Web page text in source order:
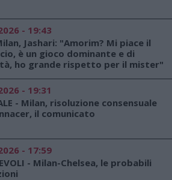
- 19:43
Jashari: "Amorim? Mi piace il
è un gioco dominante e di
ho grande rispetto per il mister"
- 19:31
- Milan, risoluzione consensuale
il comunicato
- 17:59
- Milan-Chelsea, le probabili